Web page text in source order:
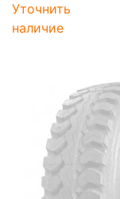
Уточнить
наличие